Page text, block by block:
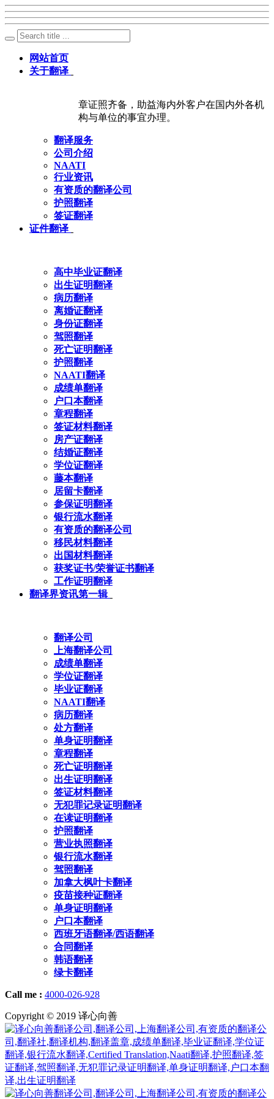
网站首页
关于翻译
章证照齐备，助益海内外客户在国内外各机
构与单位的事宜办理。
翻译服务
公司介绍
NAATI
行业资讯
有资质的翻译公司
护照翻译
签证翻译
证件翻译
高中毕业证翻译
出生证明翻译
病历翻译
离婚证翻译
身份证翻译
驾照翻译
死亡证明翻译
护照翻译
NAATI翻译
成绩单翻译
户口本翻译
章程翻译
签证材料翻译
房产证翻译
结婚证翻译
学位证翻译
藤本翻译
居留卡翻译
参保证明翻译
银行流水翻译
有资质的翻译公司
移民材料翻译
出国材料翻译
获奖证书/荣誉证书翻译
工作证明翻译
翻译界资讯第一辑
翻译公司
上海翻译公司
成绩单翻译
学位证翻译
毕业证翻译
NAATI翻译
病历翻译
处方翻译
单身证明翻译
章程翻译
死亡证明翻译
出生证明翻译
签证材料翻译
无犯罪记录证明翻译
在读证明翻译
护照翻译
营业执照翻译
银行流水翻译
驾照翻译
加拿大枫叶卡翻译
疫苗接种证翻译
单身证明翻译
户口本翻译
西班牙语翻译/西语翻译
合同翻译
韩语翻译
绿卡翻译
Call me : 4000-026-928
Copyright © 2019 译心向善